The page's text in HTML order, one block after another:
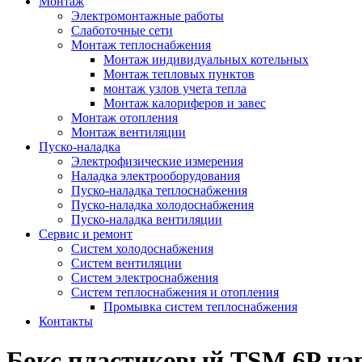
Электромонтажные работы
Слаботочные сети
Монтаж теплоснабжения
Монтаж индивидуальных котельных
Монтаж тепловых пунктов
монтаж узлов учета тепла
Монтаж калориферов и завес
Монтаж отопления
Монтаж вентиляции
Пуско-наладка
Электрофизические измерения
Наладка электрооборудования
Пуско-наладка теплоснабжения
Пуско-наладка холодоснабжения
Пуско-наладка вентиляции
Сервис и ремонт
Систем холодоснабжения
Систем вентиляции
Систем электроснабжения
Систем теплоснабжения и отопления
Промывка систем теплоснабжения
Контакты